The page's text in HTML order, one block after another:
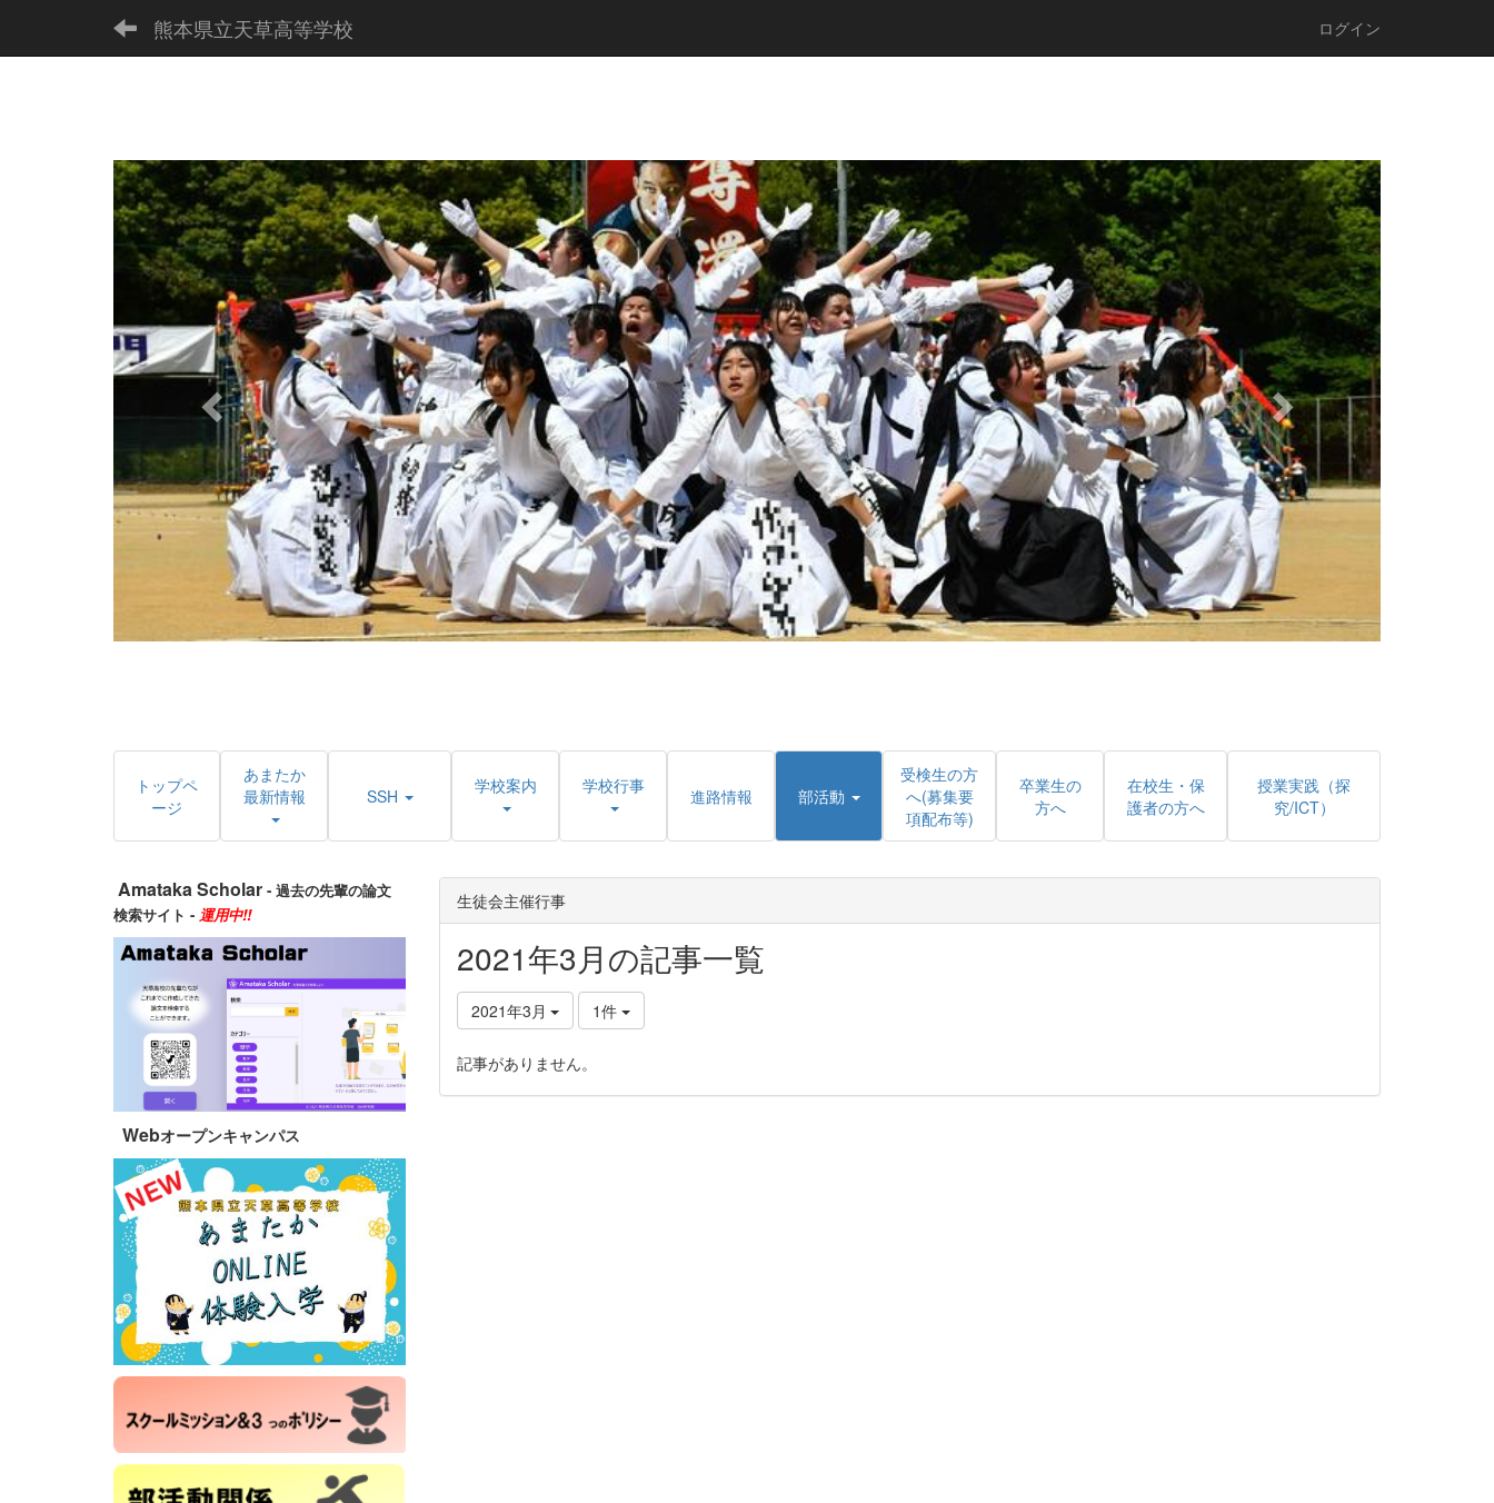
熊本県立天草高等学校 ログイン
v
i
o
u
s
t
トップペ
ージ
あまたか
最新情報
SSH 学校案内 学校行事 進路情報 部活動
受検生の方
へ(募集要
項配布等)
卒業生の
方へ
在校生・保
護者の方へ
授業実践（探
究/ICT）
生徒会主催行事
2021年3月の記事一覧
2021年3月 1件
記事がありません。
Amataka Scholar - 過去の先輩の論文
検索サイト - 運用中!!
Webオープンキャンパス